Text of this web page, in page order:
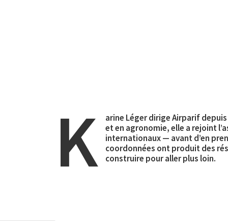
K
arine Léger dirige Airparif
et en agronomie, elle a rejoint
internationaux — avant d’en
coordonnées ont produit des
construire pour aller plus loin.